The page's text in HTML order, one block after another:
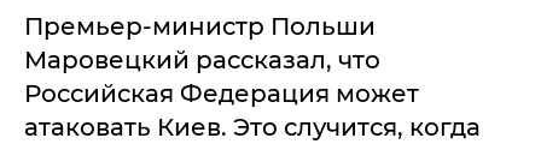
Премьер-министр Польши
Маровецкий рассказал, что
Российская Федерация может
атаковать Киев. Это случится, когда